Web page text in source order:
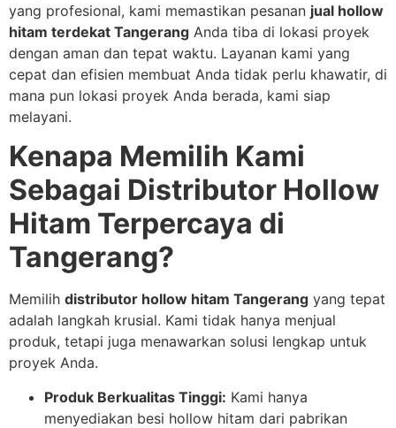
yang profesional, kami memastikan pesanan jual hollow
hitam terdekat Tangerang Anda tiba di lokasi proyek
dengan aman dan tepat waktu. Layanan kami yang
cepat dan efisien membuat Anda tidak perlu khawatir, di
mana pun lokasi proyek Anda berada, kami siap
melayani.
Kenapa Memilih Kami
Sebagai Distributor Hollow
Hitam Terpercaya di
Tangerang?
Memilih distributor hollow hitam Tangerang yang tepat
adalah langkah krusial. Kami tidak hanya menjual
produk, tetapi juga menawarkan solusi lengkap untuk
proyek Anda.
Produk Berkualitas Tinggi: Kami hanya
menyediakan besi hollow hitam dari pabrikan